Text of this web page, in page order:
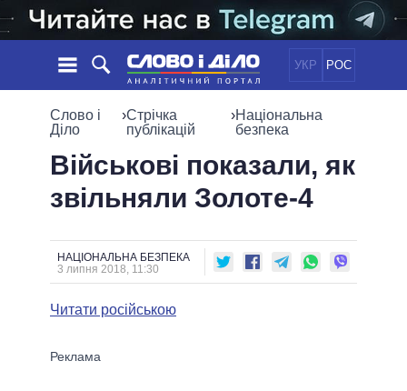
УКР РОС
НОВИНИ
СТРІЧКА
СТАТТІ
ОГЛЯДИ
ДАЙДЖЕСТИ
СУСПІЛЬСТВО
ОБIЦЯНКИ
ПОЛIТИКИ
ПРЕЗИДЕНТ І ОФІС
ВЕРХОВНА РАДА
КАБІНЕТ МІНІСТРІВ
ВІДЕО
ПІДТРИМАТИ
Слово і
Діло
›Стрічка
публікацій
›Національна
безпека
Військові показали, як
звільняли Золоте-4
НАЦІОНАЛЬНА БЕЗПЕКА
3 липня 2018, 11:30
Читати російською